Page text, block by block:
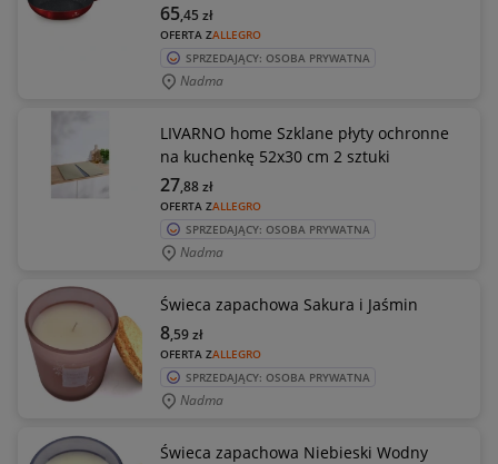
OFERTA ZALLEGRO
65,45 zł
SPRZEDAJĄCY: OSOBA PRYWATNA
Nadma
LIVARNO home Szklane płyty ochronne
na kuchenkę 52x30 cm 2 sztuki
OFERTA ZALLEGRO
27,88zł
SPRZEDAJĄCY: OSOBA PRYWATNA
Nadma
Świeca zapachowa Sakura i Jaśmin
OFERTA ZALLEGRO
8,59zł
SPRZEDAJĄCY: OSOBA PRYWATNA
Nadma
Świeca zapachowa Niebieski Wodny